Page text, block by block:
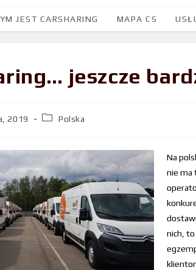
JEST CARSHARING MAPA CS
jeszcze
2019 Polska
Na
nie ma
nich, to